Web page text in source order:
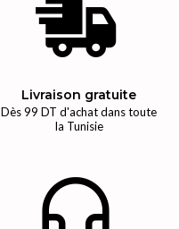
Livraison gratuite
Dès 99 DT d'achat dans toute
la Tunisie